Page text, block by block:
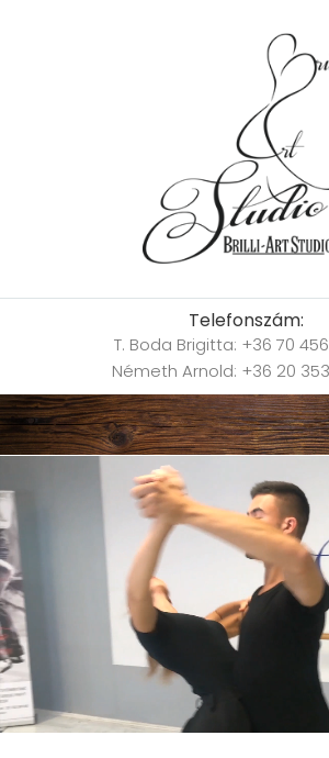
Telefonszám:
T. Boda Brigitta: +36 70
Németh Arnold: +36 20